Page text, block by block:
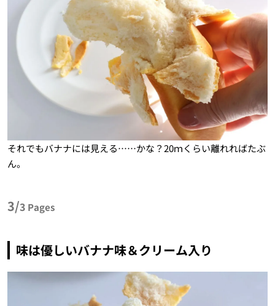
それでもバナナには見える……かな？20ｍくらい離れればたぶ
ん。
3/3 Pages
味は優しいバナナ味＆クリーム入り